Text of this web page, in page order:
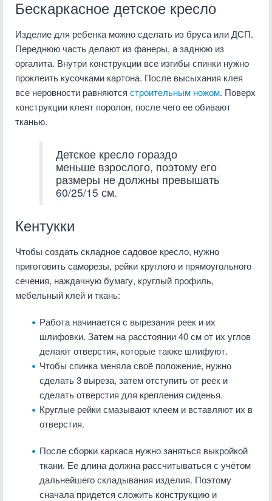
Бескаркасное детское кресло
Изделие для ребенка можно сделать из бруса или ДСП.
Переднюю часть делают из фанеры, а заднюю из
оргалита. Внутри конструкции все изгибы спинки нужно
проклеить кусочками картона. После высыхания клея
все неровности равняются строительным ножом. Поверх
конструкции клеят поролон, после чего ее обивают
тканью.
Детское кресло гораздо
меньше взрослого, поэтому его
размеры не должны превышать
60/25/15 см.
Кентукки
Чтобы создать складное садовое кресло, нужно
приготовить саморезы, рейки круглого и прямоугольного
сечения, наждачную бумагу, круглый профиль,
мебельный клей и ткань:
Работа начинается с вырезания реек и их
шлифовки. Затем на расстоянии 40 см от их углов
делают отверстия, которые также шлифуют.
Чтобы спинка меняла своё положение, нужно
сделать 3 выреза, затем отступить от реек и
сделать отверстия для крепления сиденья.
Круглые рейки смазывают клеем и вставляют их в
отверстия.
После сборки каркаса нужно заняться выкройкой
ткани. Ее длина должна рассчитываться с учётом
дальнейшего складывания изделия. Поэтому
сначала придется сложить конструкцию и